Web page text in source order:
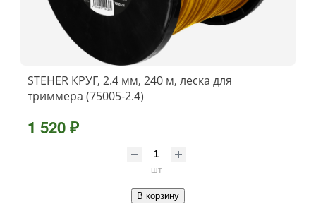
STEHER КРУГ, 2.4 мм, 240 м, леска для
триммера (75005-2.4)
1 520 ₽
шт
В корзину